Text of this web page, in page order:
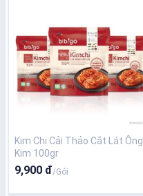
Kim Chi Cải Thảo Cắt Lát Ông
Kim 100gr
9,900 đ/Gói